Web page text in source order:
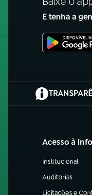
E tenha a
(abre em
Acesso à
Institucional
(abre em nova
Auditorias
(abre em nova
Licitações e